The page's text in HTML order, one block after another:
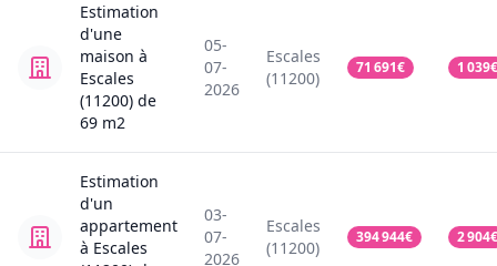
Estimation
d'une
maison à
Escales
(11200) de
69 m2
05-
07-
2026
Escales
(11200)
71 691€ 1 039€
Estimation
d'un
appartement
à Escales
03-
07-
2026
Escales
(11200)
394 944€ 2 904€